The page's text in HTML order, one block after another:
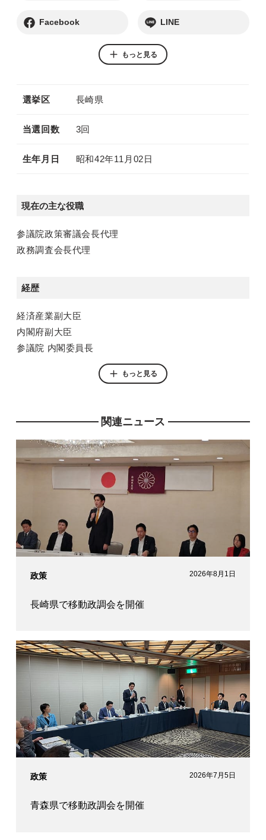
Facebook
別ウィンドウリンク
LINE
別ウィンドウリンク
Instagram
別ウィンドウリンク
もっと見る
選挙区 長崎県
当選回数 3回
生年月日 昭和42年11月02日
現在の主な役職
参議院政策審議会長代理
政務調査会長代理
経歴
経済産業副大臣
内閣府副大臣
参議院 内閣委員長
党 長崎県支部連合会会長
参議院 決算委員会理事
党 少子化対策調査会事務局長
総務大臣政務官
参議院 議院運営委員会理事
参議院 憲法審査会幹事
党 参議院副幹事長
参議院 予算委員会理事
長崎市副市長
総務省自治行政局公務員部高齢対策室長
もっと見る
関連ニュース
政策 2026年8月1日
長崎県で移動政調会を開催
政策 2026年7月5日
青森県で移動政調会を開催